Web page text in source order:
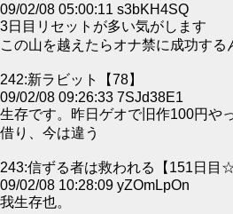
09/02/08 05:00:11 s3bKH4SQ
3日目リセットが多い気がします
この山を越えたらオナ禁に成功する
242:新ラビット【78】
09/02/08 09:26:33 7SJd38E1
生存です。昨日ゲオで旧作100円や
借り、今は違う
243:信ずる者は救われる【151日
09/02/08 10:28:09 yZOmLpOn
我生存也。